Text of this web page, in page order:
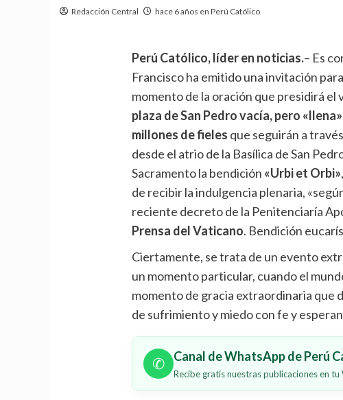
Redacción Central hace 6 años en Perú Católico
Perú Católico, líder en noticias.– Es
Francisco ha emitido una invitación
momento de la oración que presidirá el
plaza de San Pedro vacía, pero «llena»
millones de fieles que seguirán a
desde el atrio de la Basílica de San
Sacramento la bendición «Urbi et Orbi»
de recibir la indulgencia plenaria,
reciente decreto de la Penitenciaría
Prensa del Vaticano. Bendición
Ciertamente, se trata de un evento
un momento particular, cuando el
momento de gracia extraordinaria que
de sufrimiento y miedo con fe y
✆ Canal de WhatsApp de Perú
Recibe gratis nuestras publicaciones en tu